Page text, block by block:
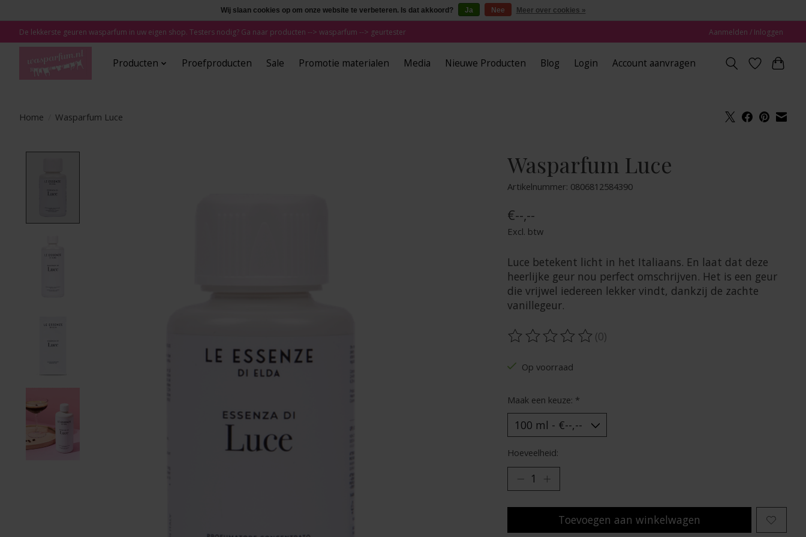
De lekkerste geuren wasparfum in uw eigen shop. Testers nodig? Ga naar producten --> wasparfum --> geurtester Aanmelden / Inloggen
Producten Proefproducten Sale Promotie materialen Media Nieuwe Producten Blog Login Account aanvragen
Home Wasparfum Luce
Wasparfum Luce
Artikelnummer: 0806812584390
€--,--
Excl. btw
Luce betekent licht in het Italiaans. En laat dat deze
heerlijke geur nou perfect omschrijven. Het is een geur
die vrijwel iedereen lekker vindt, dankzij de zachte
vanillegeur.
De beoordeling van dit product is
(0)
Op voorraad
Maak een keuze: *
Hoeveelheid:
Toevoegen aan winkelwagen
Wij slaan cookies op om onze website te verbeteren. Is dat akkoord? Ja Nee Meer over cookies »